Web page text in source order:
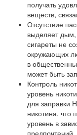
получать
веществ,
Отсутствие
выделяет дым,
сигареты не
окружающих
в
может быть
Контроль
уровень
для заправки
никотина, что
уровень в
предпочтений.